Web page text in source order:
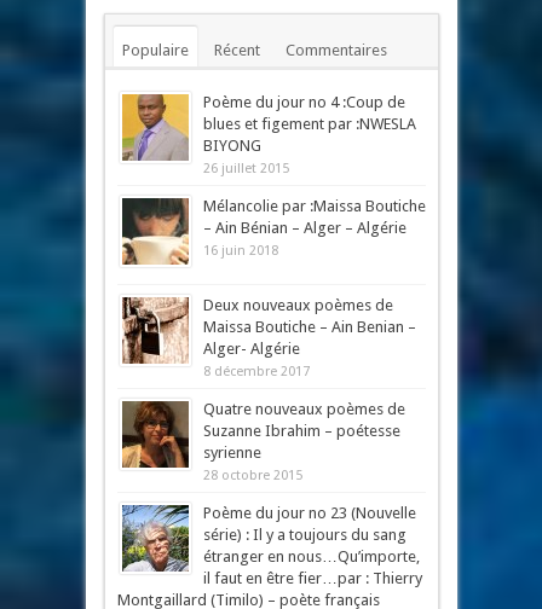
Populaire Récent Commentaires
Mots-clés
Poème du jour no 4 :Coup de
blues et figement par :NWESLA
BIYONG
26 juillet 2015
Mélancolie par :Maissa Boutiche
– Ain Bénian – Alger – Algérie
16 juin 2018
Deux nouveaux poèmes de
Maissa Boutiche – Ain Benian –
Alger- Algérie
8 décembre 2017
Quatre nouveaux poèmes de
Suzanne Ibrahim – poétesse
syrienne
28 octobre 2015
Poème du jour no 23 (Nouvelle
série) : Il y a toujours du sang
étranger en nous…Qu’importe,
il faut en être fier…par : Thierry
Montgaillard (Timilo) – poète français